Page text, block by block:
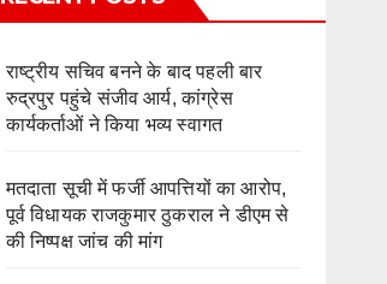
राष्ट्रीय सचिव बनने के बाद पहली बार
रुद्रपुर पहुंचे संजीव आर्य, कांग्रेस
कार्यकर्ताओं ने किया भव्य स्वागत
मतदाता सूची में फर्जी आपत्तियों का आरोप,
पूर्व विधायक राजकुमार ठुकराल ने डीएम से
की निष्पक्ष जांच की मांग